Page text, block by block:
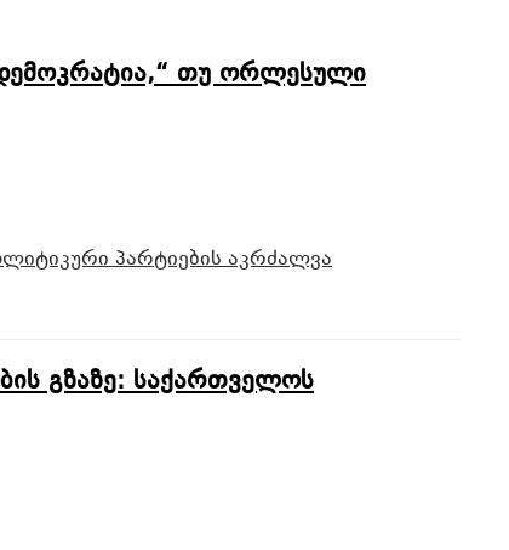
თუ ორლესული
პარტიების აკრძალვა
გზაზე: საქართველოს